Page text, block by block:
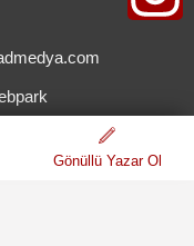
Gönüllü Yazar Ol